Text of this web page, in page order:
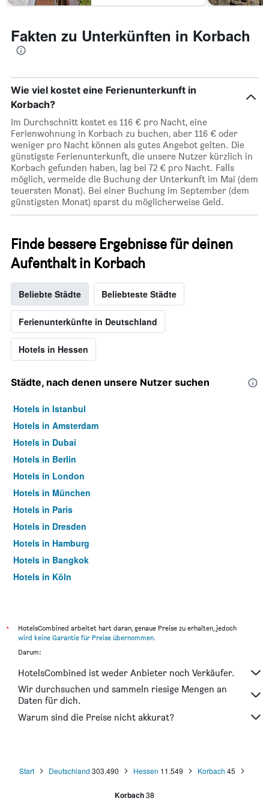
Fakten zu Unterkünften in Korbach
Wie viel kostet eine Ferienunterkunft in
Korbach?
Im Durchschnitt kostet es 116 € pro Nacht, eine
Ferienwohnung in Korbach zu buchen, aber 116 € oder
weniger pro Nacht können als gutes Angebot gelten. Die
günstigste Ferienunterkunft, die unsere Nutzer kürzlich in
Korbach gefunden haben, lag bei 72 € pro Nacht. Falls
möglich, vermeide die Buchung der Unterkunft im Mai (dem
teuersten Monat). Bei einer Buchung im September (dem
günstigsten Monat) sparst du möglicherweise Geld.
Finde bessere Ergebnisse für deinen
Aufenthalt in Korbach
Beliebte Städte Beliebteste Städte
Ferienunterkünfte in Deutschland
Hotels in Hessen
Städte, nach denen unsere Nutzer suchen
Hotels in Istanbul
Hotels in Amsterdam
Hotels in Dubai
Hotels in Berlin
Hotels in London
Hotels in München
Hotels in Paris
Hotels in Dresden
Hotels in Hamburg
Hotels in Bangkok
Hotels in Köln
*
HotelsCombined arbeitet hart daran, genaue Preise zu erhalten, jedoch
wird keine Garantie für Preise übernommen.
Darum:
HotelsCombined ist weder Anbieter noch Verkäufer.
Wir durchsuchen und sammeln riesige Mengen an
Daten für dich.
Warum sind die Preise nicht akkurat?
Start Deutschland 303.490 Hessen 11.549 Korbach 45
Korbach38